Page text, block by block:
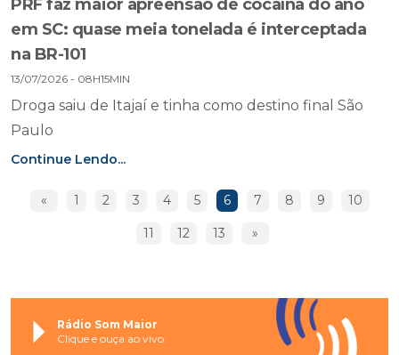
PRF faz maior apreensão de cocaína do ano
em SC: quase meia tonelada é interceptada
na BR-101
13/07/2026 - 08H15MIN
Droga saiu de Itajaí e tinha como destino final São
Paulo
Continue Lendo...
« 1 2 3 4 5 6 7 8 9 10
11 12 13 »
Rádio Som Maior
Clique e ouça ao vivo